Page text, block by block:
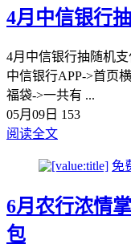
4月中信银行
4月中信银行抽随机
中信银行APP->首页
福袋->一共有 ...
05月09日 153
阅读全文
免
6月农行浓情
包